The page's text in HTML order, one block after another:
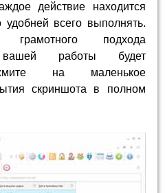
действие находится
всего выполнять.
подхода
вашей работы будет
на маленькое
скриншота в полном